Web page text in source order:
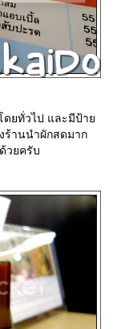
ดยทั่วไป และมีป้า
ร้านนำผักสดมาก
วยครับ